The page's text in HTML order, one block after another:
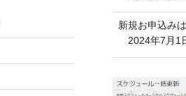
新規お申込み
2024年7月1